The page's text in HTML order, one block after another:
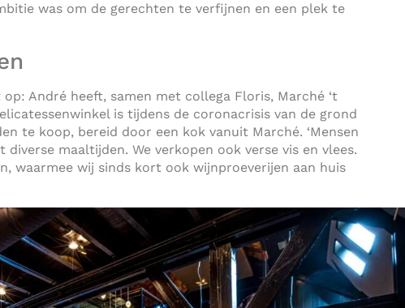
was om de gerechten te verfijnen en een plek te
André heeft, samen met collega Floris, Marché ‘t
is tijdens de coronacrisis van de grond
te koop, bereid door een kok vanuit Marché. ‘Mensen
maaltijden. We verkopen ook verse vis en vlees.
waarmee wij sinds kort ook wijnproeverijen aan huis